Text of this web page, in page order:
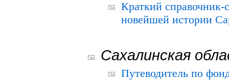
Краткий
новейшей истории
Сахалинская
Путеводитель по